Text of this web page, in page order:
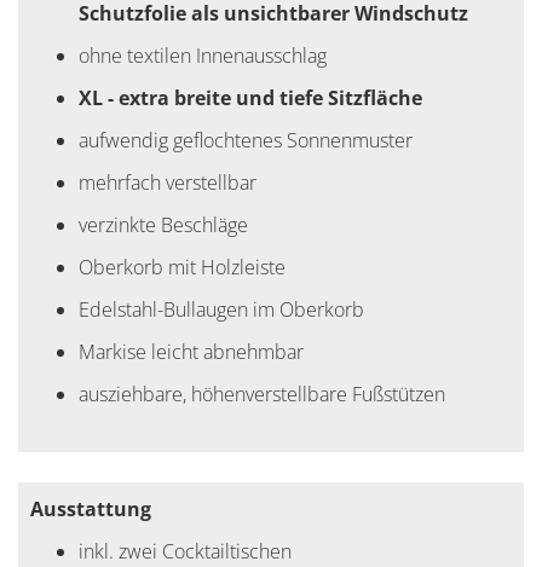
Schutzfolie als unsichtbarer Windschutz
ohne textilen Innenausschlag
XL - extra breite und tiefe Sitzfläche
aufwendig geflochtenes Sonnenmuster
mehrfach verstellbar
verzinkte Beschläge
Oberkorb mit Holzleiste
Edelstahl-Bullaugen im Oberkorb
Markise leicht abnehmbar
ausziehbare, höhenverstellbare Fußstützen
Ausstattung
inkl. zwei Cocktailtischen